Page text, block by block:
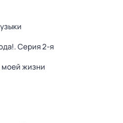
. Серия 2-я
моей жизни